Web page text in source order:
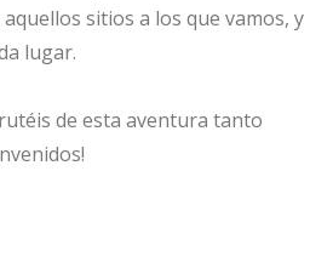
sitios a los que vamos, y
lugar.
de esta aventura tanto